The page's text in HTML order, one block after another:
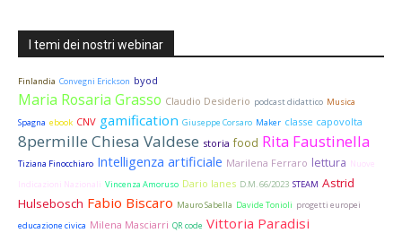
I temi dei nostri webinar
Finlandia Convegni Erickson byod
Maria Rosaria Grasso Claudio Desiderio podcast didattico Musica
Spagna ebook CNV gamification Giuseppe Corsaro Maker classe capovolta
8permille Chiesa Valdese storia food Rita Faustinella
Tiziana Finocchiaro Intelligenza artificiale Marilena Ferraro lettura Nuove
Indicazioni Nazionali Vincenza Amoruso Dario Ianes D.M. 66/2023 STEAM Astrid
Hulsebosch Fabio Biscaro Mauro Sabella Davide Tonioli progetti europei
educazione civica Milena Masciarri QR code Vittoria Paradisi